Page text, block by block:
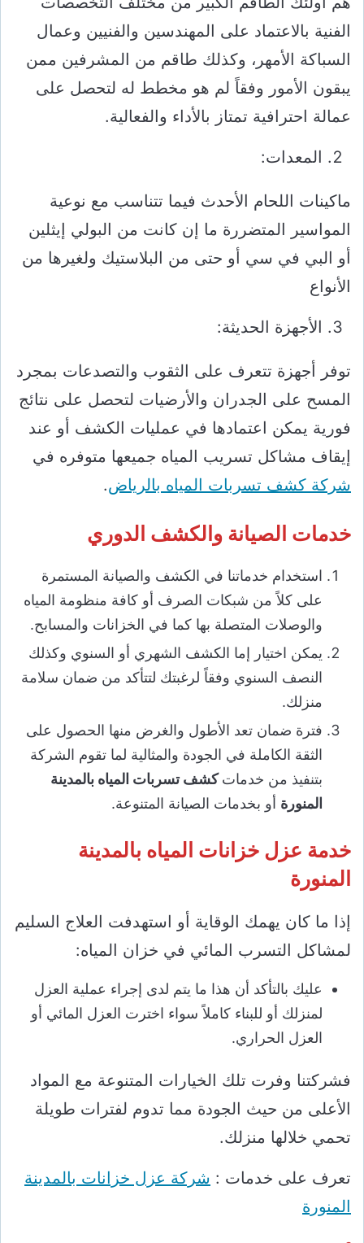
الفنية بالاعتماد على المهندسين والفنيين وعمال
السباكة الأمهر، وكذلك طاقم من المشرفين ممن
يبقون الأمور وفقاً لم هو مخطط له لتحصل على
عمالة احترافية تمتاز بالأداء والفعالية.
المعدات:
ماكينات اللحام الأحدث فيما تتناسب مع نوعية
المواسير المتضررة ما إن كانت من البولي إيثلين
أو البي في سي أو حتى من البلاستيك ولغيرها من
الأنواع
الأجهزة الحديثة:
توفر أجهزة تتعرف على الثقوب والتصدعات بمجرد
المسح على الجدران والأرضيات لتحصل على نتائج
فورية يمكن اعتمادها في عمليات الكشف أو عند
إيقاف مشاكل تسريب المياه جميعها متوفره في
شركة كشف تسربات المياه بالرياض.
خدمات الصيانة والكشف الدوري
استخدام خدماتنا في الكشف والصيانة المستمرة
على كلاً من شبكات الصرف أو كافة منظومة المياه
والوصلات المتصلة بها كما في الخزانات والمسابح.
يمكن اختيار إما الكشف الشهري أو السنوي وكذلك
النصف السنوي وفقاً لرغبتك لتتأكد من ضمان سلامة
منزلك.
فترة ضمان تعد الأطول والغرض منها الحصول على
الثقة الكاملة في الجودة والمثالية لما تقوم الشركة
بتنفيذ من خدماتكشف تسربات المياه بالمدينة
المنورة أو بخدمات الصيانة المتنوعة.
خدمة عزل خزانات المياه بالمدينة
المنورة
إذا ما كان يهمك الوقاية أو استهدفت العلاج السليم
لمشاكل التسرب المائي في خزان المياه:
عليك بالتأكد أن هذا ما يتم لدى إجراء عملية العزل
لمنزلك أو للبناء كاملاً سواء اخترت العزل المائي أو
العزل الحراري.
فشركتنا وفرت تلك الخيارات المتنوعة مع المواد
الأعلى من حيث الجودة مما تدوم لفترات طويلة
تحمي خلالها منزلك.
تعرف على خدمات : شركة عزل خزانات بالمدينة
المنورة